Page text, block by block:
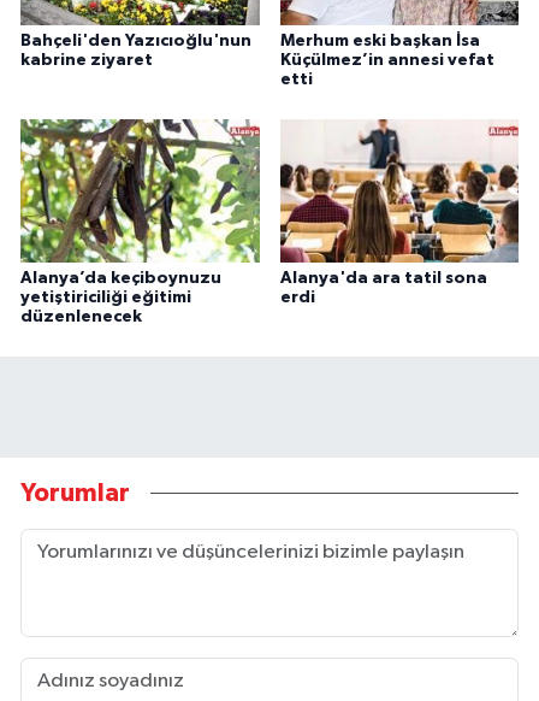
Bahçeli'den Yazıcıoğlu'nun
kabrine ziyaret
Merhum eski başkan İsa
Küçülmez’in annesi vefat
etti
Alanya’da keçiboynuzu
yetiştiriciliği eğitimi
düzenlenecek
Alanya'da ara tatil sona
erdi
Yorumlar